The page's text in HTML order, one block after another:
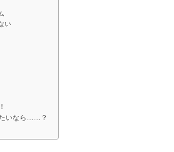
い
たいなら……？